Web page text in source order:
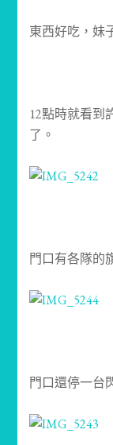
東西好吃，妹
12點時就看到
了。
門口有各隊的
門口還停一台